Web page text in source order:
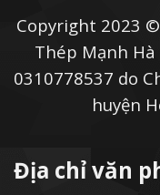
Copyright 2023
Thép Mạnh
0310778537 do
huyện
Địa chỉ văn